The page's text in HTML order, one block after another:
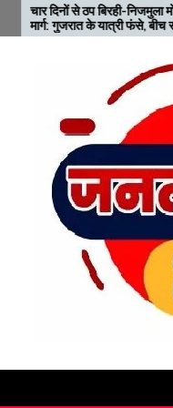
निजमुला मोटर
फंसे, बीच सड़क
परेशानी